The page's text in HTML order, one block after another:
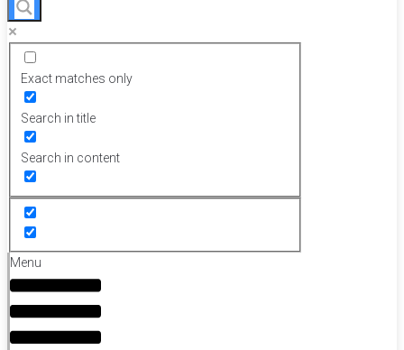
Exact matches only
Search in title
Search in content
Menu